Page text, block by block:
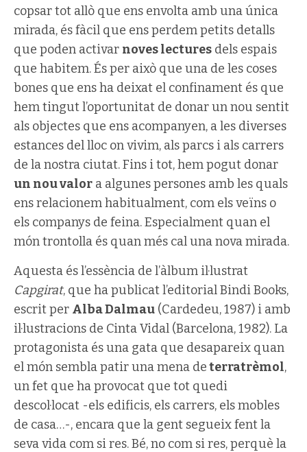
copsar tot allò que ens envolta amb una única
mirada, és fàcil que ens perdem petits detalls
que poden activar noves lectures dels espais
que habitem. És per això que una de les coses
bones que ens ha deixat el confinament és que
hem tingut l’oportunitat de donar un nou sentit
als objectes que ens acompanyen, a les diverses
estances del lloc on vivim, als parcs i als carrers
de la nostra ciutat. Fins i tot, hem pogut donar
un nou valor a algunes persones amb les quals
ens relacionem habitualment, com els veïns o
els companys de feina. Especialment quan el
món trontolla és quan més cal una nova mirada.
Aquesta és l’essència de l’àlbum il·lustrat
Capgirat, que ha publicat l’editorial Bindi Books,
escrit per Alba Dalmau (Cardedeu, 1987) i amb
il·lustracions de Cinta Vidal (Barcelona, 1982). La
protagonista és una gata que desapareix quan
el món sembla patir una mena deterratrèmol,
un fet que ha provocat que tot quedi
descol·locat -els edificis, els carrers, els mobles
de casa…-, encara que la gent segueix fent la
seva vida com si res. Bé, no com si res, perquè la